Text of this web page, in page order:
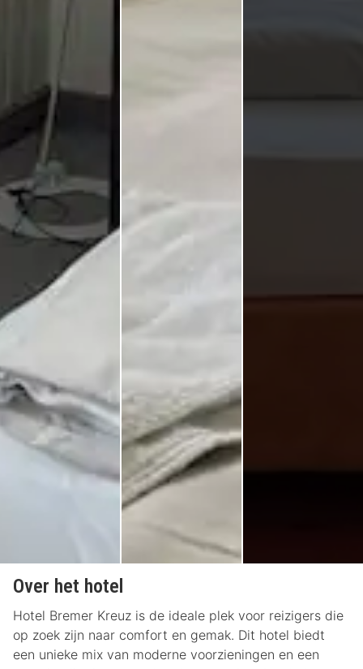
Over het hotel
Hotel Bremer Kreuz is de ideale plek voor reizigers die
op zoek zijn naar comfort en gemak. Dit hotel biedt
een unieke mix van moderne voorzieningen en een